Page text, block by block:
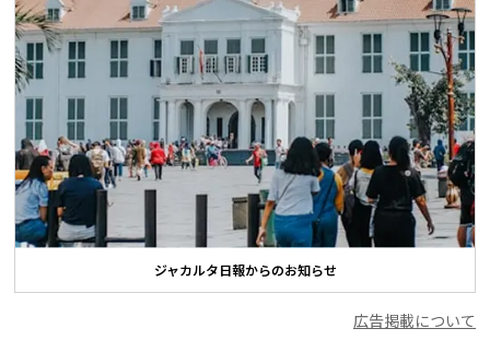
ジャカルタ日報からのお知らせ
広告掲載について